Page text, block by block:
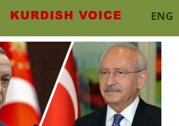
ENG